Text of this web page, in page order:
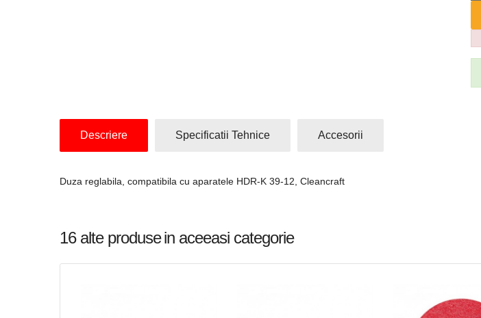
Descriere Specificatii Tehnice Accesorii
Duza reglabila, compatibila cu aparatele HDR-K 39-12, Cleancraft
16 alte produsein aceeasi categorie